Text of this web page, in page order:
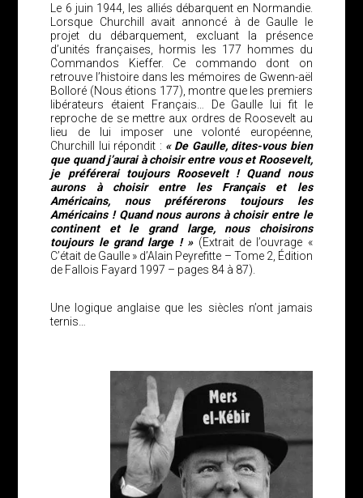
Le 6 juin 1944, les alliés débarquent en Normandie.
Lorsque Churchill avait annoncé à de Gaulle le
projet du débarquement, excluant la présence
d’unités françaises, hormis les 177 hommes du
Commandos Kieffer. Ce commando dont on
retrouve l’histoire dans les mémoires de Gwenn-aël
Bolloré (Nous étions 177), montre que les premiers
libérateurs étaient Français… De Gaulle lui fit le
reproche de se mettre aux ordres de Roosevelt au
lieu de lui imposer une volonté européenne,
Churchill lui répondit : « De Gaulle, dites-vous bien
que quand j’aurai à choisir entre vous et Roosevelt,
je préférerai toujours Roosevelt ! Quand nous
aurons à choisir entre les Français et les
Américains, nous préférerons toujours les
Américains ! Quand nous aurons à choisir entre le
continent et le grand large, nous choisirons
toujours le grand large ! »(Extrait de l’ouvrage «
C’était de Gaulle » d’Alain Peyrefitte – Tome 2, Édition
de Fallois Fayard 1997 – pages 84 à 87).
Une logique anglaise que les siècles n’ont jamais
ternis…